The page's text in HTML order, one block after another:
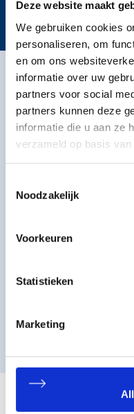
Deze website maakt
We gebruiken cookies
personaliseren, om
en om ons
informatie over uw
partners voor social
partners kunnen deze
informatie die u aan ze
verzameld op basis
Noodzakelijk
Voorkeuren
Statistieken
Marketing
Loopdeur
Fotogalerij